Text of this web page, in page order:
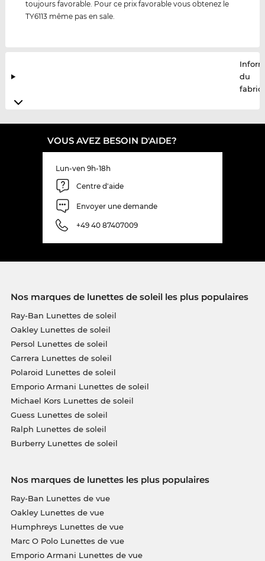
toujours favorable. Pour ce prix favorable vous obtenez le
TY6113 même pas en sale.
du
VOUS AVEZ BESOIN D'AIDE?
Lun-ven 9h-18h
Centre d'aide
Envoyer une demande
+49 40 87407009
Nos marques de lunettes de soleil les plus populaires
Ray-Ban Lunettes de soleil
Oakley Lunettes de soleil
Persol Lunettes de soleil
Carrera Lunettes de soleil
Polaroid Lunettes de soleil
Emporio Armani Lunettes de soleil
Michael Kors Lunettes de soleil
Guess Lunettes de soleil
Ralph Lunettes de soleil
Burberry Lunettes de soleil
Nos marques de lunettes les plus populaires
Ray-Ban Lunettes de vue
Oakley Lunettes de vue
Humphreys Lunettes de vue
Marc O Polo Lunettes de vue
Emporio Armani Lunettes de vue